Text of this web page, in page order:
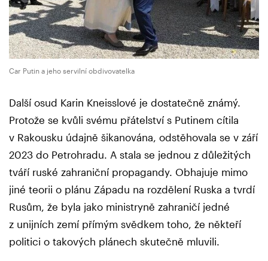
Car Putin a jeho servilní obdivovatelka
Další osud Karin Kneisslové je dostatečně známý.
Protože se kvůli svému přátelství s Putinem cítila
v Rakousku údajně šikanována, odstěhovala se v září
2023 do Petrohradu. A stala se jednou z důležitých
tváří ruské zahraniční propagandy. Obhajuje mimo
jiné teorii o plánu Západu na rozdělení Ruska a tvrdí
Rusům, že byla jako ministryně zahraničí jedné
z unijních zemí přímým svědkem toho, že někteří
politici o takových plánech skutečně mluvili.